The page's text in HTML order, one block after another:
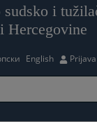
sudsko i
Hercegovine
English Prijava